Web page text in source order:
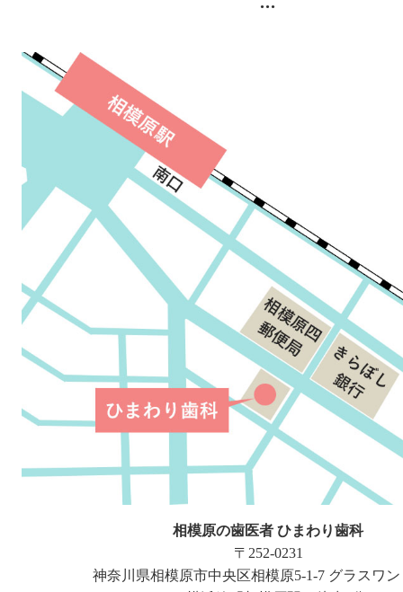
相模原の歯医者 ひまわり歯科
〒252-0231
神奈川県相模原市中央区相模原5-1-7 グラスワン